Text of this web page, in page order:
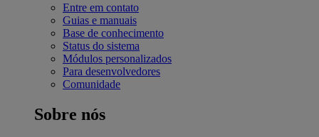
Entre em contato
Guias e manuais
Base de conhecimento
Status do sistema
Módulos personalizados
Para desenvolvedores
Comunidade
Sobre nós